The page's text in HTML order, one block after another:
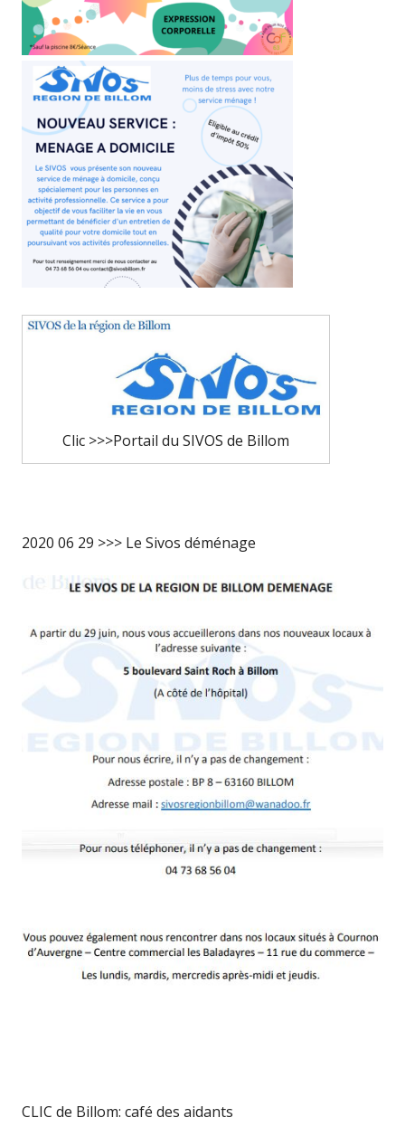
Clic >>>Portail du SIVOS de Billom
2020 06 29 >>> Le Sivos déménage
CLIC de Billom: café des aidants